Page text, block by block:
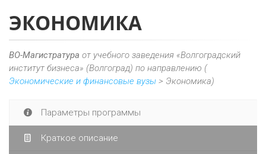
ЭКОНОМИКА
ВО-Магистратура от учебного заведения «Волгоградский
институт бизнеса» (Волгоград) по направлению (
Экономические и финансовые вузы > Экономика)
Параметры программы
Краткое описание